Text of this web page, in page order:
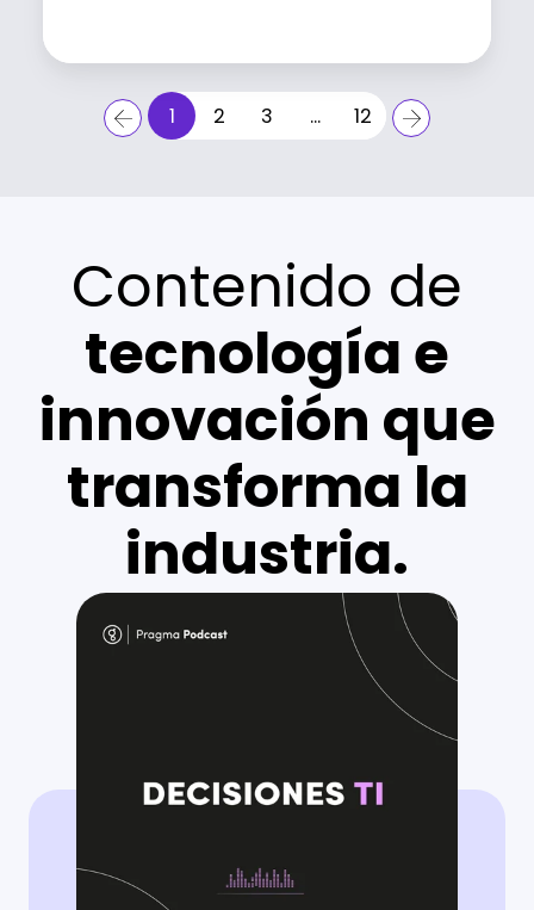
Leer artículo
1 2 3 ... 12
Contenido de
tecnología e
innovación que
transforma la
industria.